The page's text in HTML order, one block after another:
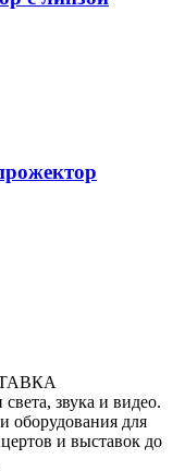
звука и видео.
оборудования для
и выставок до